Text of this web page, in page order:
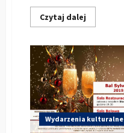
Czytaj dalej
się
Andrzejki
2019
w
Oleśnie
i
Byczynie
Wydarzenia kulturalne